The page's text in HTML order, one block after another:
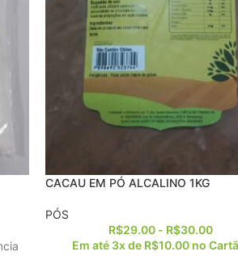
CACAU EM PÓ ALCALINO 1KG
PÓS
R$29.00- R$30.00
Em até 3x de R$10.00 no